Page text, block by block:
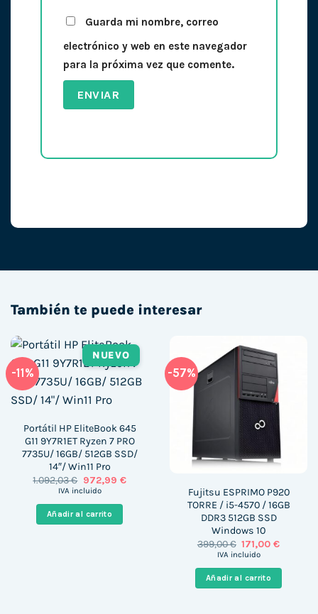
Guarda mi nombre, correo
electrónico y web en este navegador
para la próxima vez que comente.
También te puede interesar
-11%
NUEVO
Portátil HP EliteBook 645
G11 9Y7R1ET Ryzen 7 PRO
7735U/ 16GB/ 512GB SSD/
14″/ Win11 Pro
1.092,03€ El
precio
era:
1.092,03 €.
972,99 €El
IVA incluido
Añadir al carrito
-57%
Fujitsu ESPRIMO P920
TORRE / i5-4570 / 16GB
DDR3 512GB SSD
Windows 10
399,00€ El
precio
era:
399,00 €.
171,00€El
es:
IVA incluido
Añadir al carrito